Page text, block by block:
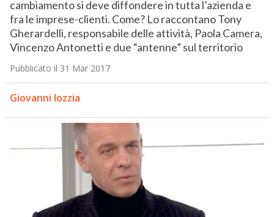
cambiamento si deve diffondere in tutta l’azienda e
fra le imprese-clienti. Come? Lo raccontano Tony
Gherardelli, responsabile delle attività, Paola Camera,
Vincenzo Antonetti e due “antenne” sul territorio
Pubblicato il 31 Mar 2017
Giovanni Iozzia